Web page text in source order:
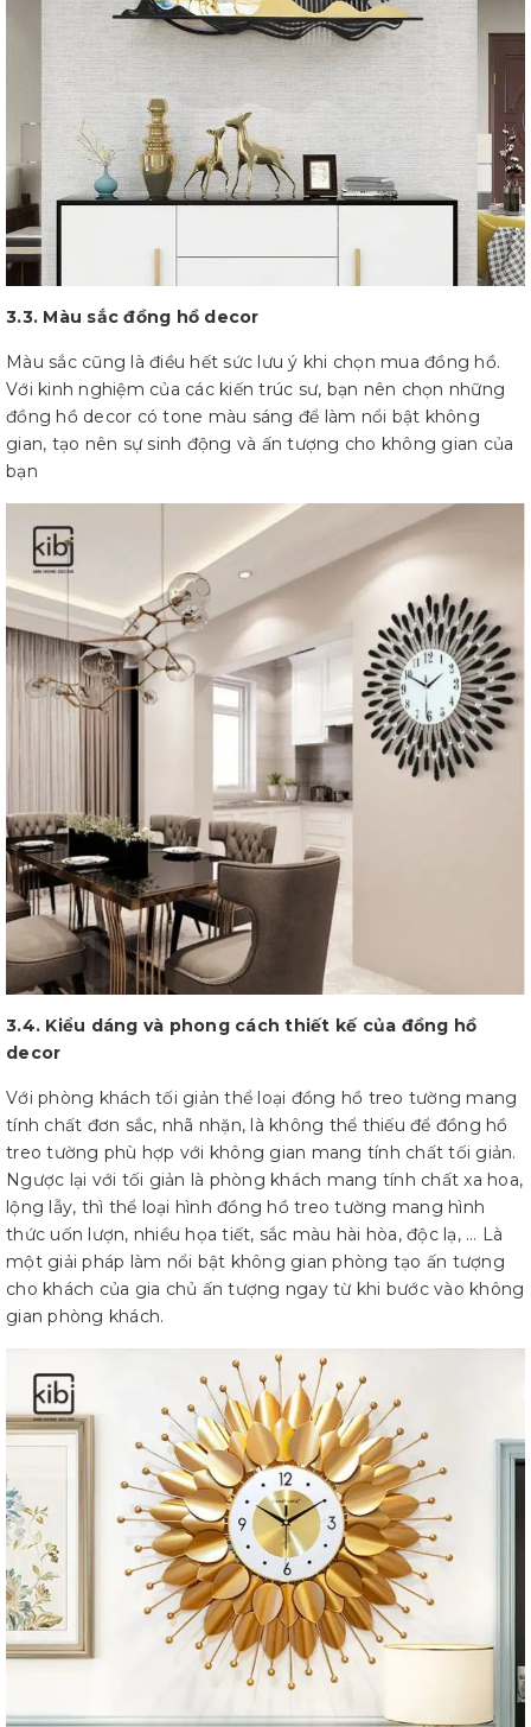
3.3. Màu sắc đồng hồ decor
Màu sắc cũng là điều hết sức lưu ý khi chọn mua đồng hồ.
Với kinh nghiệm của các kiến trúc sư, bạn nên chọn những
đồng hồ decor có tone màu sáng để làm nổi bật không
gian, tạo nên sự sinh động và ấn tượng cho không gian của
bạn
3.4. Kiểu dáng và phong cách thiết kế của đồng hồ
decor
Với phòng khách tối giản thể loại đồng hồ treo tường mang
tính chất đơn sắc, nhã nhặn, là không thể thiếu để đồng hồ
treo tường phù hợp với không gian mang tính chất tối giản.
Ngược lại với tối giản là phòng khách mang tính chất xa hoa,
lộng lẫy, thì thể loại hình đồng hồ treo tường mang hình
thức uốn lượn, nhiều họa tiết, sắc màu hài hòa, độc lạ, … Là
một giải pháp làm nổi bật không gian phòng tạo ấn tượng
cho khách của gia chủ ấn tượng ngay từ khi bước vào không
gian phòng khách.